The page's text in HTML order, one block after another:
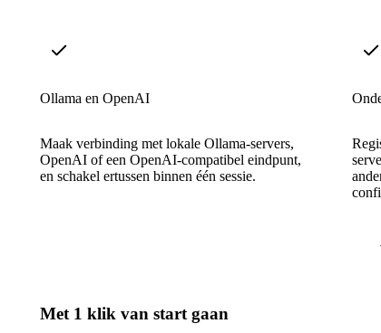
Ollama en OpenAI
Maak verbinding met lokale Ollama-servers,
OpenAI of een OpenAI-compatibel eindpunt,
en schakel ertussen binnen één sessie.
Met 1 klik van start gaan